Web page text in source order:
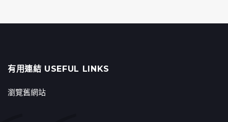
有用連結 USEFUL LINKS
瀏覽舊網站